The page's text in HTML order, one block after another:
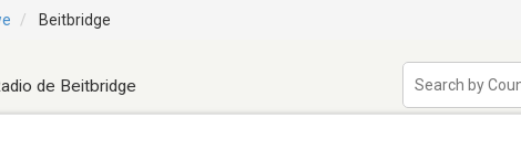
Beitbridge
de Beitbridge